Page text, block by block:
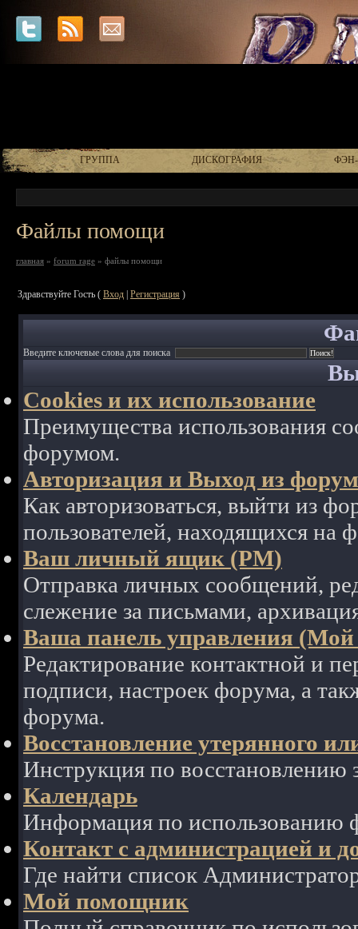
ГРУППА ДИСКОГРАФИЯ
Файлы помощи
главная » forum rage » файлы помощи
Здравствуйте Гость ( Вход Регистрация )
Введите ключевые слова для поиска
Cookies и их использование
Преимущества использования
форумом.
Авторизация и Выход из
Как авторизоваться, выйти из
пользователей, находящихся на
Ваш личный ящик (PM)
Отправка личных сообщений,
слежение за письмами,
Ваша панель управления
Редактирование контактной и
подписи, настроек форума, а
форума.
Восстановление утерянного
Инструкция по восстановлению
Календарь
Информация по использованию
Контакт с администрацией и
Где найти список
Мой помощник